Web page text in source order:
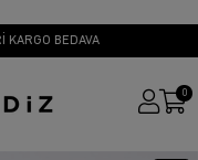
BEDAVA
0